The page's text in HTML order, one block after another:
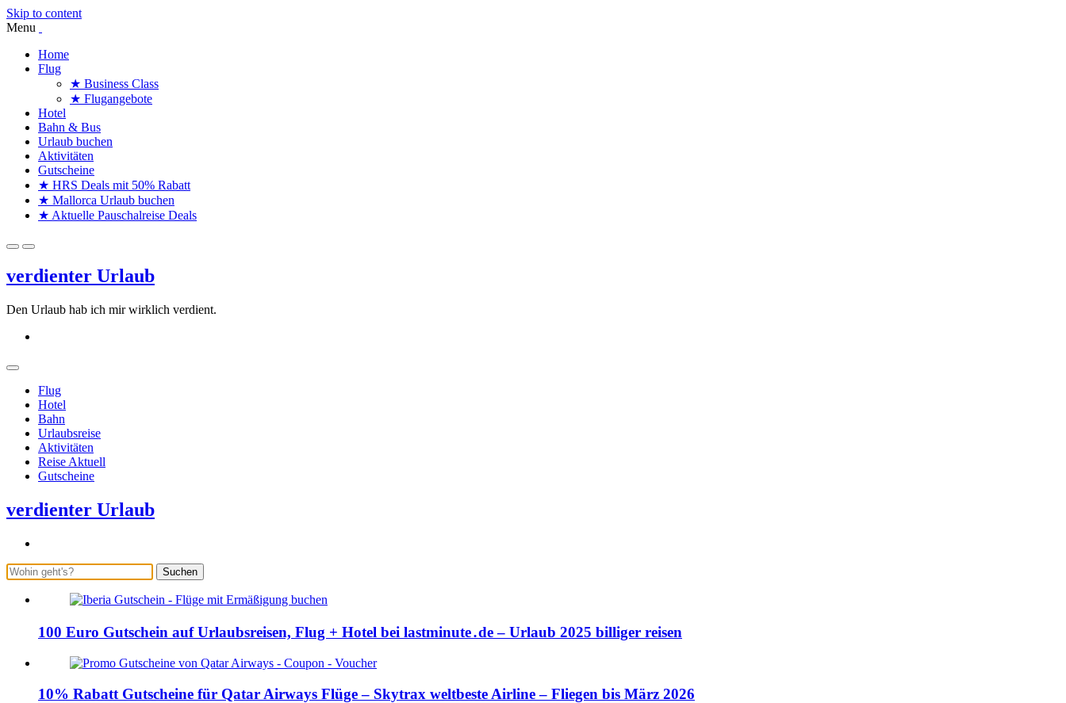
Skip to content
Menu
Home
Flug
★ Business Class
★ Flugangebote
Hotel
Bahn & Bus
Urlaub buchen
Aktivitäten
Gutscheine
★ HRS Deals mit 50% Rabatt
★ Mallorca Urlaub buchen
★ Aktuelle Pauschalreise Deals
verdienter Urlaub
Den Urlaub hab ich mir wirklich verdient.
Flug
Hotel
Bahn
Urlaubsreise
Aktivitäten
Reise Aktuell
Gutscheine
verdienter Urlaub
Suchen
100 Euro Gutschein auf Urlaubsreisen, Flug + Hotel bei lastminute․de – Urlaub 2025 billiger reisen
10% Rabatt Gutscheine für Qatar Airways Flüge – Skytrax weltbeste Airline – Fliegen bis März 2026